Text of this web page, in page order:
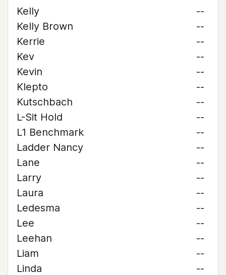
Kelly
--
Kelly Brown
--
Kerrie
--
Kev
--
Kevin
--
Klepto
--
Kutschbach
--
L-Sit Hold
--
L1 Benchmark
--
Ladder Nancy
--
Lane
--
Larry
--
Laura
--
Ledesma
--
Lee
--
Leehan
--
Liam
--
Linda
--